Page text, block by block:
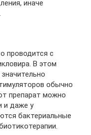
иначе
проводится с
В этом
обычно
препарат можно
и даже у
бактериальные